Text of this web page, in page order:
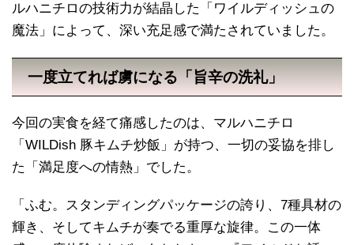
ルハニチロの技術力が結晶した「ワイルディッシュの
魔法」によって、深い充足感で満たされていました。
一度立てれば虜になる「旨辛の洗礼」
今回の実食を経て痛感したのは、マルハニチロ
「WILDish 豚キムチ炒飯」が持つ、一切の妥協を排し
た「満足度への情熱」でした。
「ふむ。スタンディングパッケージの誇り、7種具材の
輝き、そしてキムチが奏でる重厚な旋律。この一体